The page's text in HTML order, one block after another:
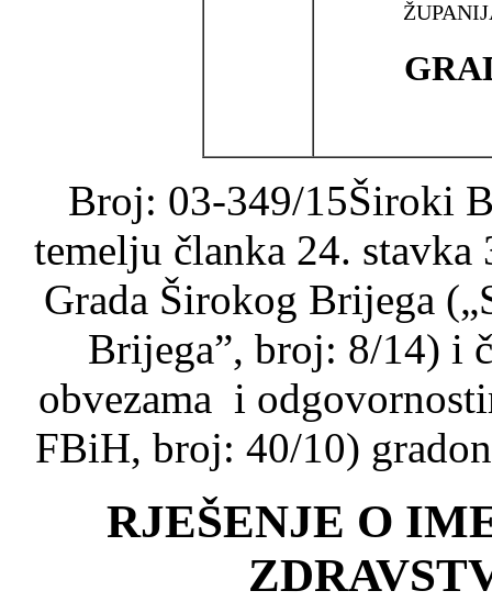
Broj: 03-349/15Široki
temelju članka 24. stavka
Grada Širokog Brijega
Brijega”, broj: 8/14) i
obvezama i
FBiH, broj: 40/10)
RJEŠENJE O